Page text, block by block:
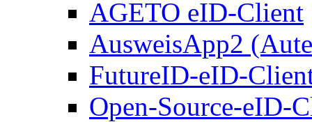
AGETO eID-Client
AusweisApp2
FutureID-eID-
Open-Source-eID-